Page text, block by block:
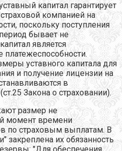
капитал гарантирует
компанией на
поскольку поступления
бывает не
является
платежеспособности.
уставного капитала для
и получение лицензии на
в
Закона о страховании).
размер не
момент времени
по страховым выплатам. В
закреплена их обязанность